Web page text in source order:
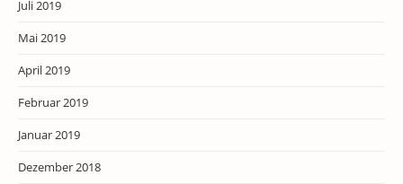
Juli 2019
Mai 2019
April 2019
Februar 2019
Januar 2019
Dezember 2018